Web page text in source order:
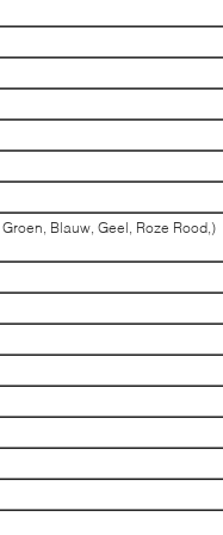
Blauw, Geel, Roze Rood,)